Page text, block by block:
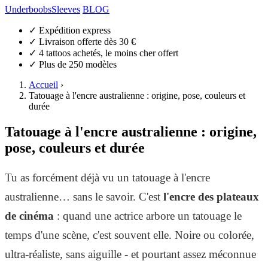
UnderboobsSleeves BLOG
✓ Expédition express
✓ Livraison offerte dès 30 €
✓ 4 tattoos achetés, le moins cher offert
✓ Plus de 250 modèles
Accueil ›
Tatouage à l'encre australienne : origine, pose, couleurs et
durée
Tatouage à l'encre australienne : origine,
pose, couleurs et durée
Tu as forcément déjà vu un tatouage à l'encre
australienne… sans le savoir. C'est l'encre des plateaux
de cinéma : quand une actrice arbore un tatouage le
temps d'une scène, c'est souvent elle. Noire ou colorée,
ultra-réaliste, sans aiguille - et pourtant assez méconnue